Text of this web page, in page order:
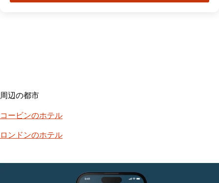
周辺の都市
コー​​ビンのホテル
ロンドンのホテル